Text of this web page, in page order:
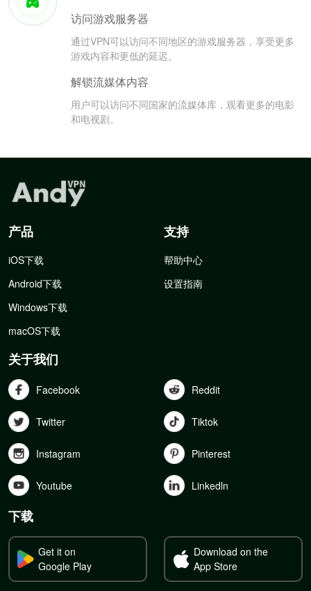
访问游戏服务器
通过VPN可以访问不同地区的游戏服务器，享受更多
游戏内容和更低的延迟。
解锁流媒体内容
用户可以访问不同国家的流媒体库，观看更多的电影
和电视剧。
产品
iOS下载
Android下载
Windows下载
macOS下载
支持
帮助中心
设置指南
关于我们
Facebook Reddit
Twitter Tiktok
Instagram Pinterest
Youtube Linkedln
下载
Get it on
Google Play
Download on the
App Store